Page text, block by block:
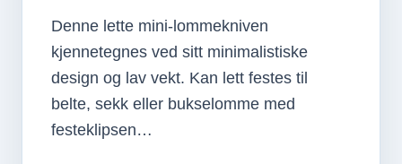
Denne lette mini-lommekniven
kjennetegnes ved sitt minimalistiske
design og lav vekt. Kan lett festes til
belte, sekk eller bukselomme med
festeklipsen…